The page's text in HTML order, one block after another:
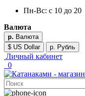
Пн-Вс: с 10 до 20
Валюта
р. Валюта
$ US Dollar
р. Рубль
Личный кабинет
0